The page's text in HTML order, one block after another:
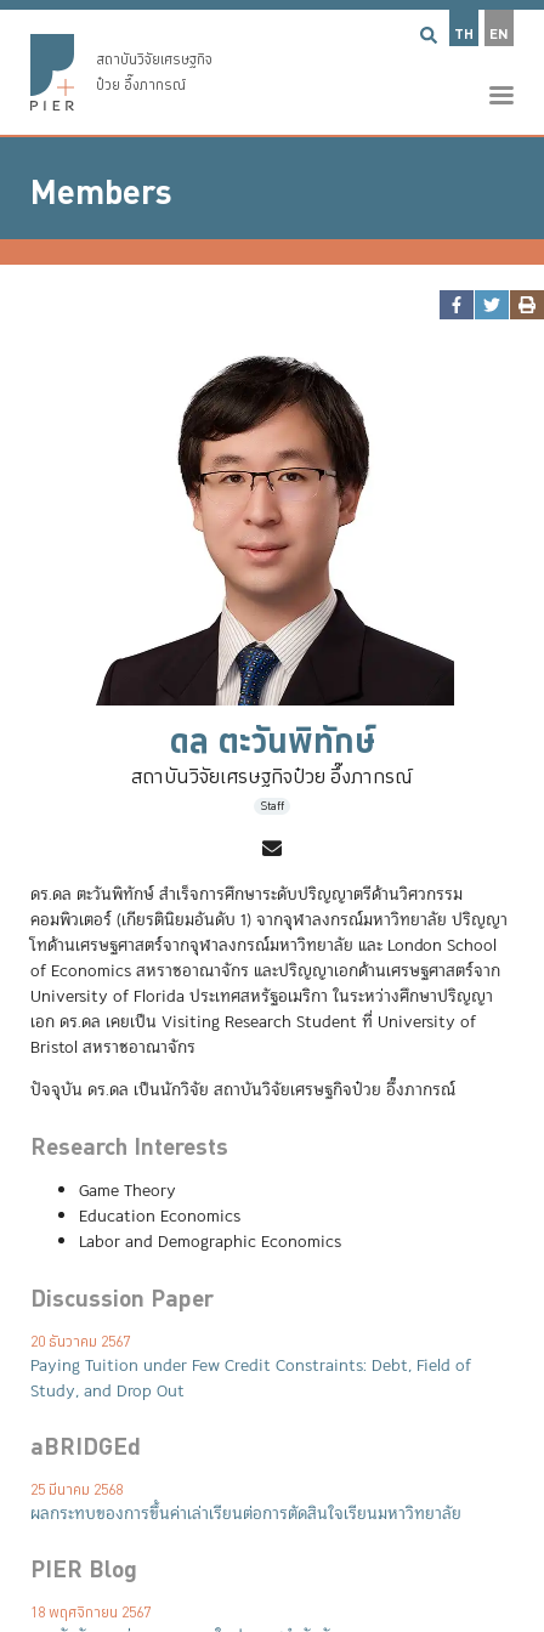
TH EN
สถาบันวิจัยเศรษฐกิจ
ป๋วย อึ๊งภากรณ์
Members
ดล ตะวันพิทักษ์
สถาบันวิจัยเศรษฐกิจป๋วย อึ๊งภากรณ์
Staff
ดร.ดล ตะวันพิทักษ์ สำเร็จการศึกษาระดับปริญญาตรีด้านวิศวกรรม
คอมพิวเตอร์ (เกียรตินิยมอันดับ 1) จากจุฬาลงกรณ์มหาวิทยาลัย ปริญญา
โทด้านเศรษฐศาสตร์จากจุฬาลงกรณ์มหาวิทยาลัย และ London School
of Economics สหราชอาณาจักร และปริญญาเอกด้านเศรษฐศาสตร์จาก
University of Florida ประเทศสหรัฐอเมริกา ในระหว่างศึกษาปริญญา
เอก ดร.ดล เคยเป็น Visiting Research Student ที่ University of
Bristol สหราชอาณาจักร
ปัจจุบัน ดร.ดล เป็นนักวิจัย สถาบันวิจัยเศรษฐกิจป๋วย อึ๊งภากรณ์
Research Interests
Game Theory
Education Economics
Labor and Demographic Economics
Discussion Paper
20 ธันวาคม 2567
Paying Tuition under Few Credit Constraints: Debt, Field of
Study, and Drop Out
aBRIDGEd
25 มีนาคม 2568
ผลกระทบของการขึ้นค่าเล่าเรียนต่อการตัดสินใจเรียนมหาวิทยาลัย
PIER Blog
18 พฤศจิกายน 2567